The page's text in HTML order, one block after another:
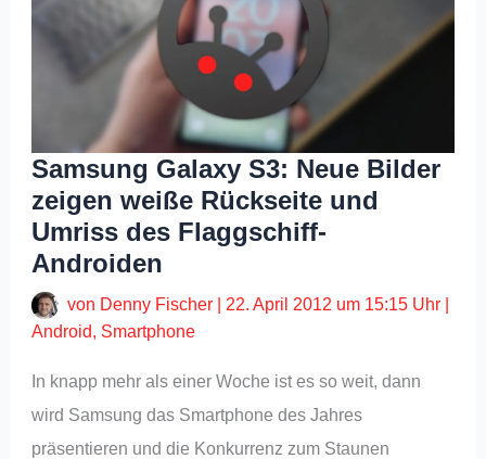
Samsung Galaxy S3: Neue Bilder
zeigen weiße Rückseite und
Umriss des Flaggschiff-
Androiden
von Denny Fischer 22. April 2012 um 15:15 Uhr
Android, Smartphone
In knapp mehr als einer Woche ist es so weit, dann
wird Samsung das Smartphone des Jahres
präsentieren und die Konkurrenz zum Staunen